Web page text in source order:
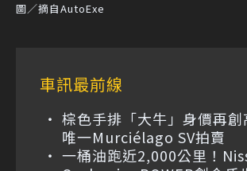
圖／摘自AutoExe
車訊最前線
棕色手排「大牛」身價再創
唯一Murciélago SV拍賣
一桶油跑近2,000公里！